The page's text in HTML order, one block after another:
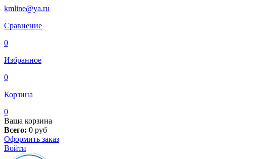
kmline@ya.ru
Сравнение
0
Избранное
0
Корзина
0
Ваша корзина
Всего: 0 руб
Оформить заказ
Войти